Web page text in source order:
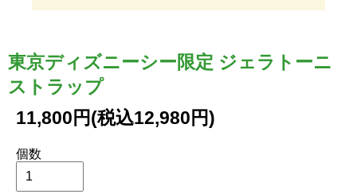
東京ディズニーシー限定 ジェラトーニ
ストラップ
11,800円(税込12,980円)
個数